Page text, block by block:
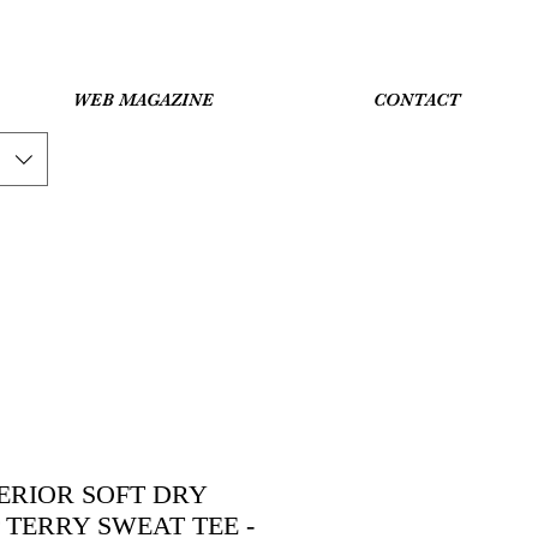
WEB MAGAZINE CONTACT
SOFT DRY
SWEAT TEE -